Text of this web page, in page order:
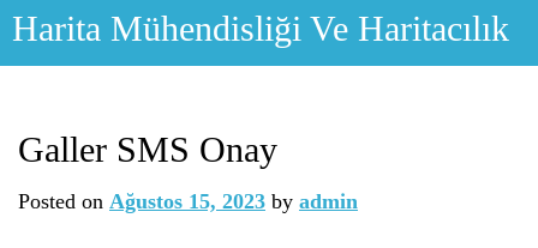
Skip
Harita Mühendisliği Ve Haritacılık
Galler SMS Onay
Posted on Ağustos 15, 2023 by admin